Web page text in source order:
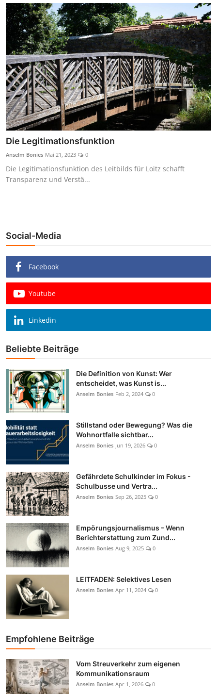
Die Legitimationsfunktion
Anselm Bonies Mai 21, 2023 0
Die Legitimationsfunktion des Leitbilds für Loitz schafft
Transparenz und Verstä...
Social-Media
Facebook
Youtube
Linkedin
Beliebte Beiträge
Die Definition von Kunst: Wer
entscheidet, was Kunst is...
Anselm Bonies Feb 2, 2024 0
Stillstand oder Bewegung? Was die
Wohnortfalle sichtbar...
Anselm Bonies Jun 19, 2026 0
Gefährdete Schulkinder im Fokus -
Schulbusse und Vertra...
Anselm Bonies Sep 26, 2025 0
Empörungsjournalismus – Wenn
Berichterstattung zum Zund...
Anselm Bonies Aug 9, 2025 0
LEITFADEN: Selektives Lesen
Anselm Bonies Apr 11, 2024 0
Empfohlene Beiträge
Vom Streuverkehr zum eigenen
Kommunikationsraum
Anselm Bonies Apr 1, 2026 0